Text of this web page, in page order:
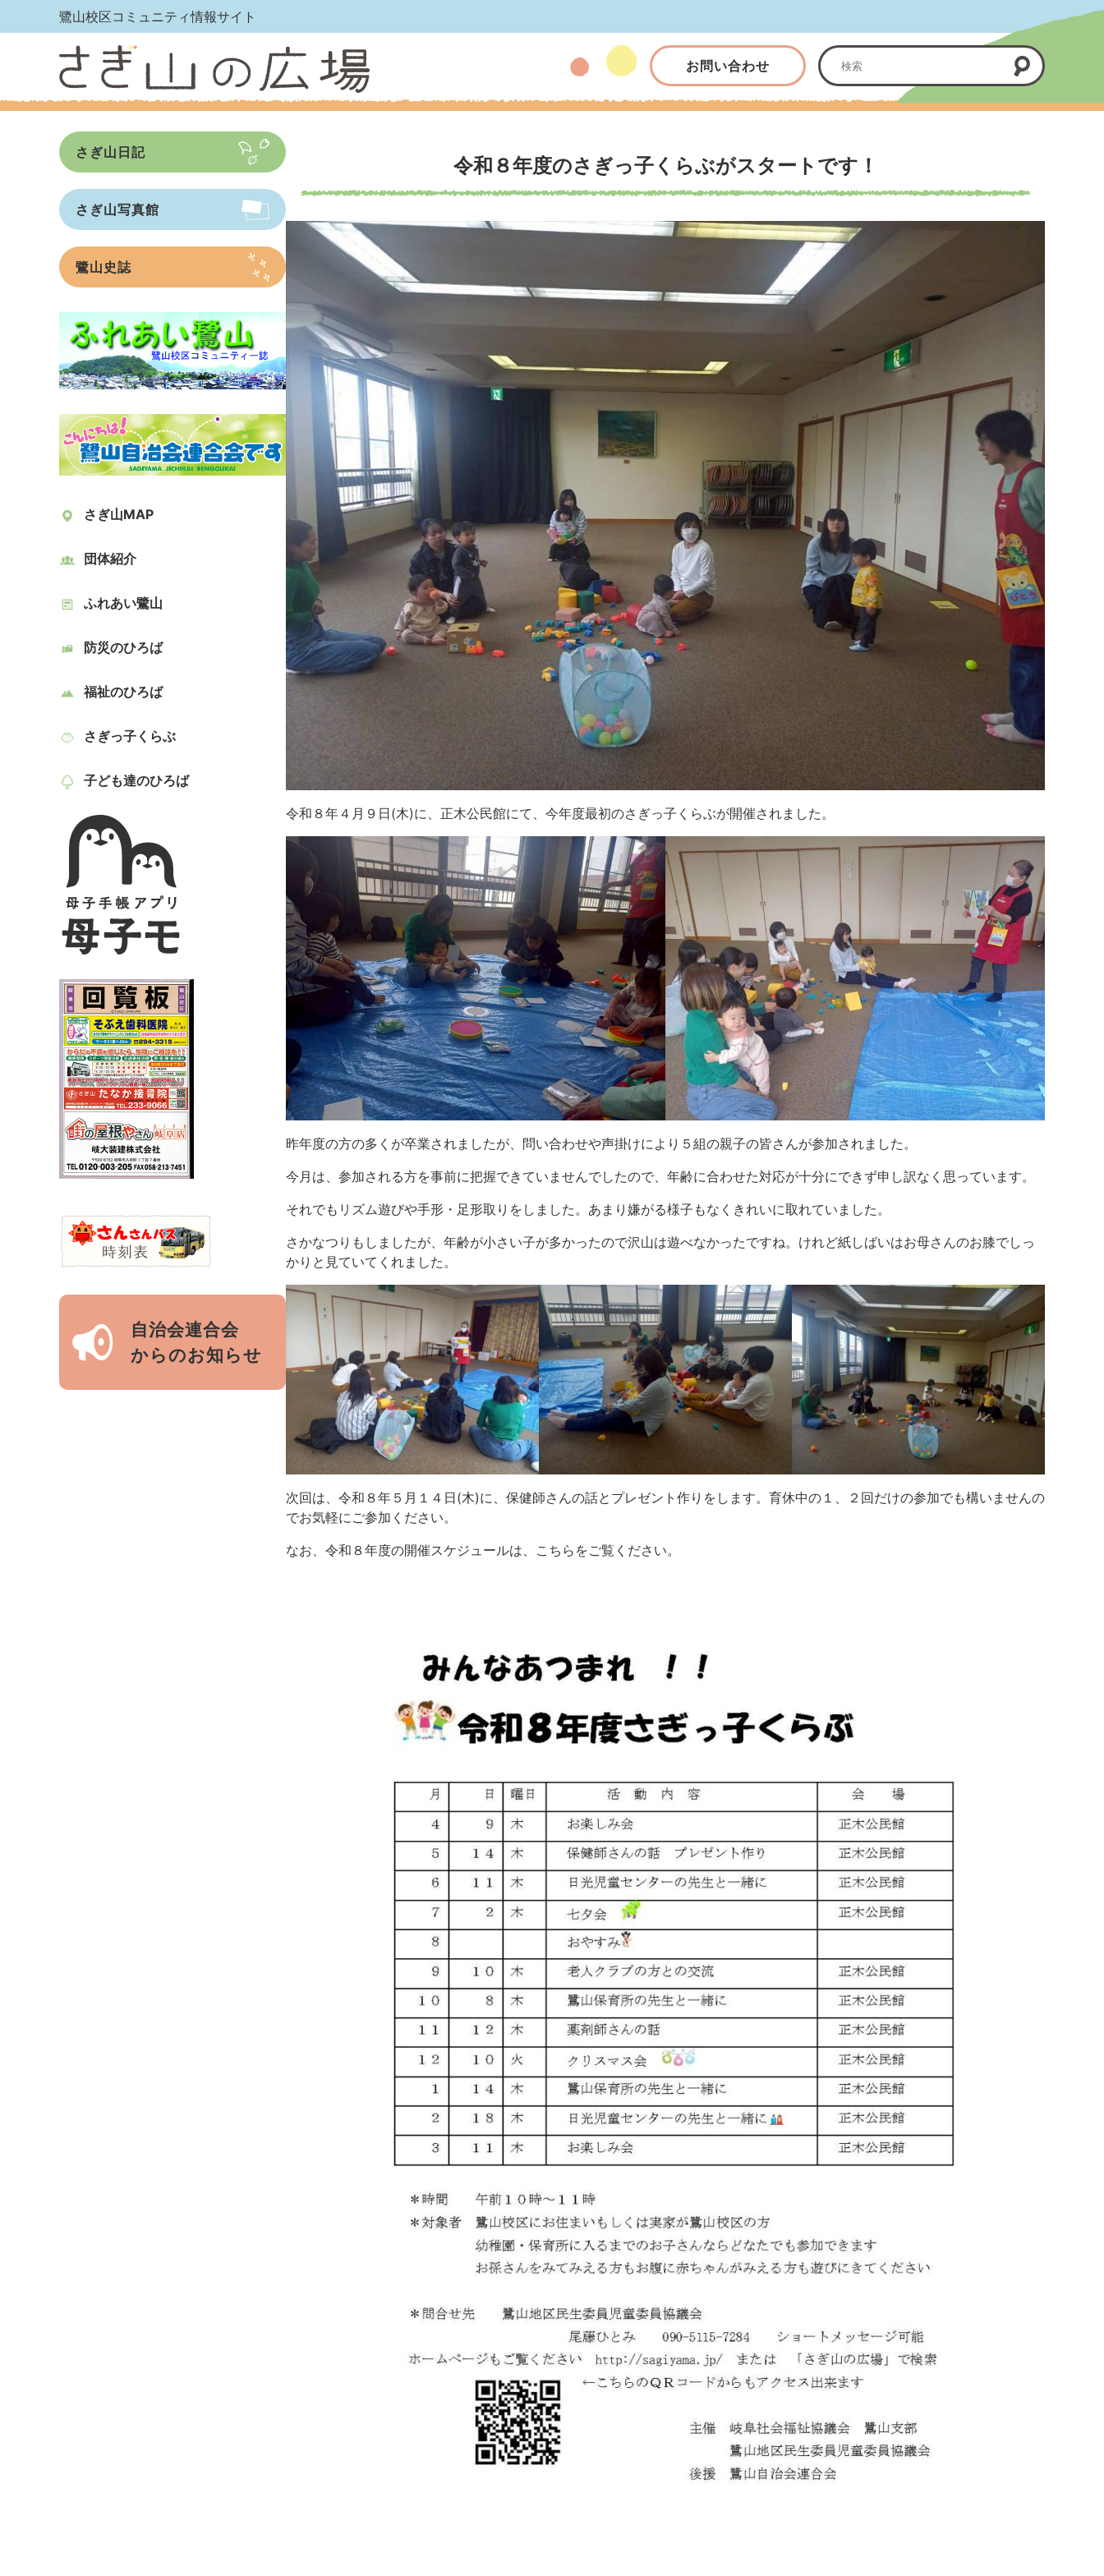
鷺山校区コミュニティ情報サイト
お問い合わせ
令和８年度のさぎっ子くらぶがスタートです！
令和８年４月９日(木)に、正木公民館にて、今年度最初のさぎっ子くらぶが開催されました。
昨年度の方の多くが卒業されましたが、問い合わせや声掛けにより５組の親子の皆さんが参加されました。
今月は、参加される方を事前に把握できていませんでしたので、年齢に合わせた対応が十分にできず申し訳なく思っています。
それでもリズム遊びや手形・足形取りをしました。あまり嫌がる様子もなくきれいに取れていました。
さかなつりもしましたが、年齢が小さい子が多かったので沢山は遊べなかったですね。けれど紙しばいはお母さんのお膝でしっ
かりと見ていてくれました。
次回は、令和８年５月１４日(木)に、保健師さんの話とプレゼント作りをします。育休中の１、２回だけの参加でも構いませんの
でお気軽にご参加ください。
なお、令和８年度の開催スケジュールは、こちらをご覧ください。
さぎ山日記
さぎ山写真館
鷺山史誌
さぎ山MAP
団体紹介
ふれあい鷺山
防災のひろば
福祉のひろば
さぎっ子くらぶ
子ども達のひろば
自治会連合会
からのお知らせ